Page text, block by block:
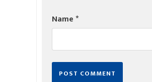
Name*